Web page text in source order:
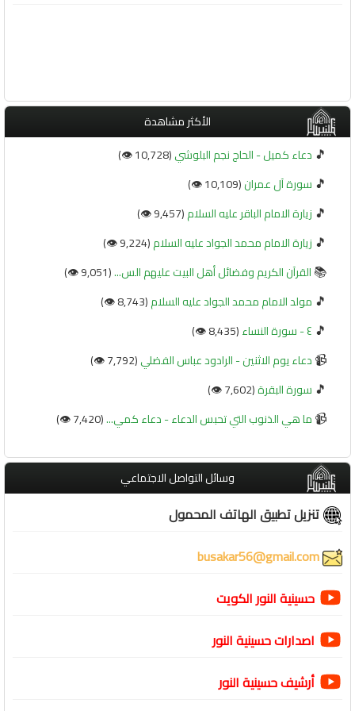
الأكثر مشاهدة
🎵 دعاء كميل - الحاج نجم البلوشي(10,728 👁️)
🎵 سورة آل عمران(10,109 👁️)
🎵 زيارة الامام الباقر عليه السلام(9,457 👁️)
🎵 زيارة الامام محمد الجواد عليه السلام(9,224 👁️)
📚القرآن الكريم وفضائل أهل البيت عليهم الس...(9,051 👁️)
🎵 مولد الامام محمد الجواد عليه السلام(8,743 👁️)
🎵 ٤ - سورة النساء (8,435 👁️)
📹دعاء يوم الاثنين - الرادود عباس الفضلي(7,792 👁️)
🎵 سورة البقرة(7,602 👁️)
📹ما هي الذنوب التي تحبس الدعاء - دعاء كمي...(7,420 👁️)
وسائل التواصل الاجتماعي
تنزيل تطبيق الهاتف المحمول
حسينية النور الكويت
اصدارات حسينية النور
أرشيف حسينية النور